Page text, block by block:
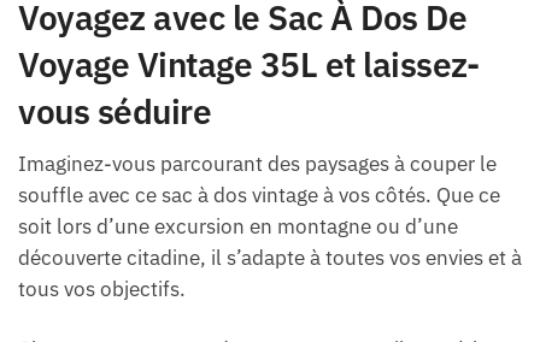
Voyagez avec le Sac À Dos De
Voyage Vintage 35L et laissez-
vous séduire
Imaginez-vous parcourant des paysages à couper le
souffle avec ce sac à dos vintage à vos côtés. Que ce
soit lors d’une excursion en montagne ou d’une
découverte citadine, il s’adapte à toutes vos envies et à
tous vos objectifs.